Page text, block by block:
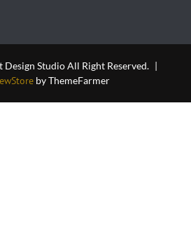
Studio All Right Reserved. |
by ThemeFarmer